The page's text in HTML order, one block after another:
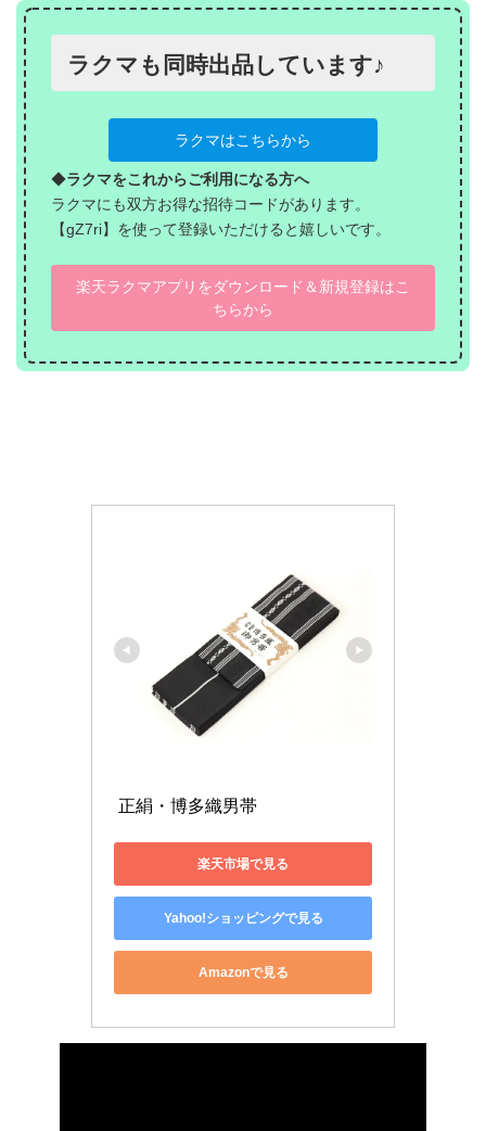
ラクマも同時出品しています♪
ラクマはこちらから
◆ラクマをこれからご利用になる方へ
ラクマにも双方お得な招待コードがあります。
【gZ7ri】を使って登録いただけると嬉しいです。
楽天ラクマアプリをダウンロード＆新規登録はこ
ちらから
正絹・博多織男帯
楽天市場で見る
Yahoo!ショッピングで見る
Amazonで見る